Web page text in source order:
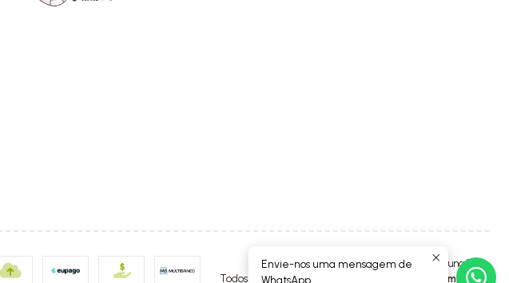
2026 Luna4Kids.
Todos os Direitos Reservados.
Com tecnologia Jumpseller
Envie-nos uma mensagem de
WhatsApp